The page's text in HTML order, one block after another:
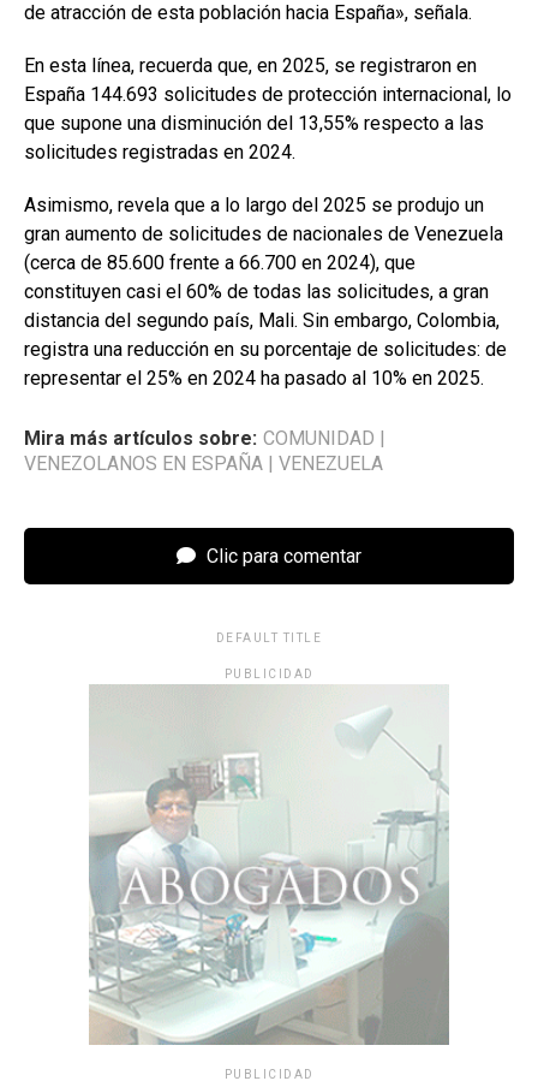
de atracción de esta población hacia España», señala.
En esta línea, recuerda que, en 2025, se registraron en
España 144.693 solicitudes de protección internacional, lo
que supone una disminución del 13,55% respecto a las
solicitudes registradas en 2024.
Asimismo, revela que a lo largo del 2025 se produjo un
gran aumento de solicitudes de nacionales de Venezuela
(cerca de 85.600 frente a 66.700 en 2024), que
constituyen casi el 60% de todas las solicitudes, a gran
distancia del segundo país, Mali. Sin embargo, Colombia,
registra una reducción en su porcentaje de solicitudes: de
representar el 25% en 2024 ha pasado al 10% en 2025.
Mira más artículos sobre: COMUNIDAD
VENEZOLANOS EN ESPAÑA
VENEZUELA
Clic para comentar
DEFAULT TITLE
PUBLICIDAD
PUBLICIDAD